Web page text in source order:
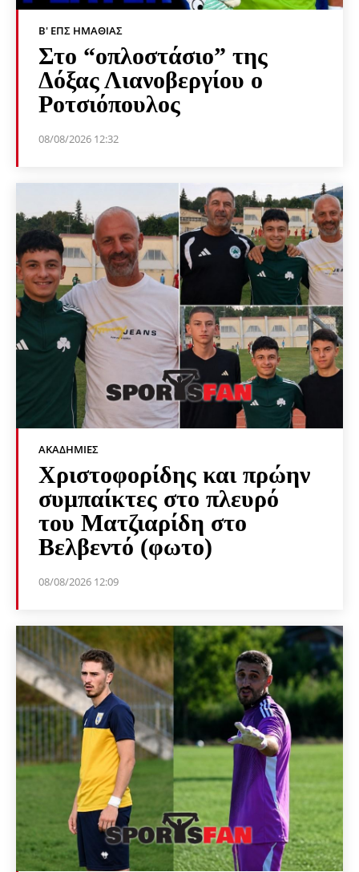
Β' ΕΠΣ ΗΜΑΘΊΑΣ
Στο “οπλοστάσιο” της
Δόξας Λιανοβεργίου ο
Ροτσιόπουλος
08/08/2026 12:32
ΑΚΑΔΗΜΊΕΣ
Χριστοφορίδης και πρώην
συμπαίκτες στο πλευρό
του Ματζιαρίδη στο
Βελβεντό (φωτο)
08/08/2026 12:09